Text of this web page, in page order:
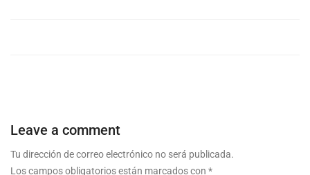
Leave a comment
Tu dirección de correo electrónico no será publicada.
Los campos obligatorios están marcados con *